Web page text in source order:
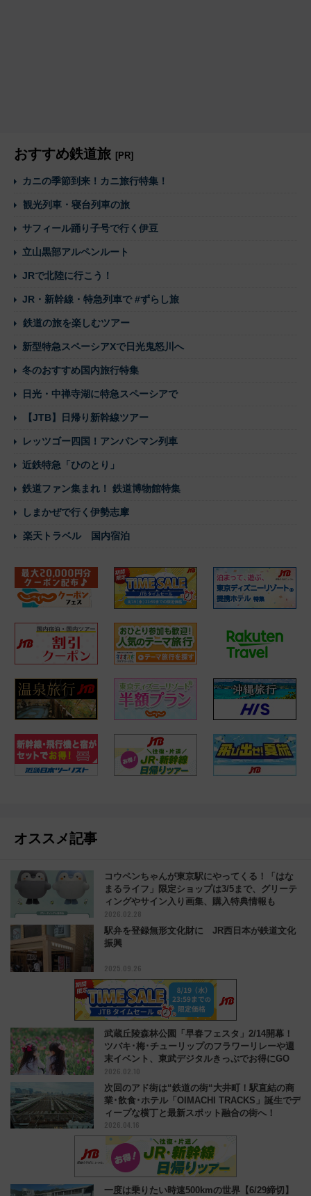
おすすめ鉄道旅 [PR]
カニの季節到来！カニ旅行特集！
観光列車・寝台列車の旅
サフィール踊り子号で行く伊豆
立山黒部アルペンルート
JRで北陸に行こう！
JR・新幹線・特急列車で #ずらし旅
鉄道の旅を楽しむツアー
新型特急スペーシアXで日光鬼怒川へ
冬のおすすめ国内旅行特集
日光・中禅寺湖に特急スペーシアで
【JTB】日帰り新幹線ツアー
レッツゴー四国！アンパンマン列車
近鉄特急「ひのとり」
鉄道ファン集まれ！ 鉄道博物館特集
しまかぜで行く伊勢志摩
楽天トラベル 国内宿泊
オススメ記事
コウペンちゃんが東京駅にやってくる！「はな
まるライフ」限定ショップは3/5まで、グリーテ
ィングやサイン入り画集、購入特典情報も
2026.02.28
駅弁を登録無形文化財に JR西日本が鉄道文化
振興
2025.09.26
武蔵丘陵森林公園「早春フェスタ」2/14開幕！
ツバキ･梅･チューリップのフラワーリレーや週
末イベント、東武デジタルきっぷでお得にGO
2026.02.10
次回のアド街は“鉄道の街“大井町！駅直結の商
業･飲食･ホテル「OIMACHI TRACKS」誕生でデ
ィープな横丁と最新スポット融合の街へ！
2026.04.16
一度は乗りたい時速500kmの世界【6/29締切】